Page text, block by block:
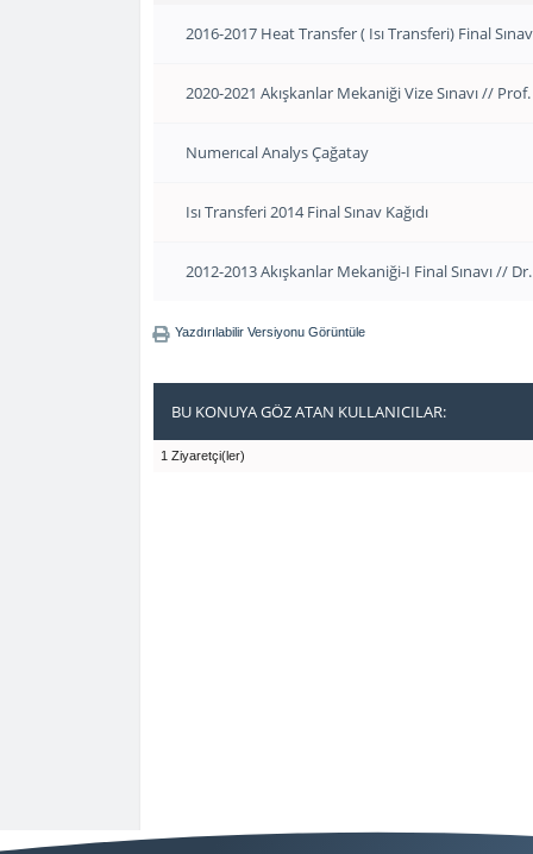
2016-2017 Heat Transfer ( Isı Transferi) Final
2020-2021 Akışkanlar Mekaniği Vize Sınavı //
Numerıcal Analys Çağatay
Isı Transferi 2014 Final Sınav Kağıdı
2012-2013 Akışkanlar Mekaniği-I Final Sınavı //
Yazdırılabilir Versiyonu Görüntüle
BU KONUYA GÖZ ATAN KULLANICILAR:
1 Ziyaretçi(ler)